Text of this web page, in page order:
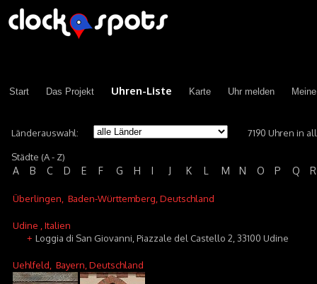
Start Das Projekt Uhren-Liste Karte Uhr melden
Länderauswahl: 7190 Uhren in
Städte (A - Z)
A B C D E F G H I J K L M N O P Q R
Überlingen , Baden-Württemberg, Deutschland
Udine , Italien
+ Loggia di San Giovanni, Piazzale del Castello 2, 33100 Udine
Uehlfeld , Bayern, Deutschland